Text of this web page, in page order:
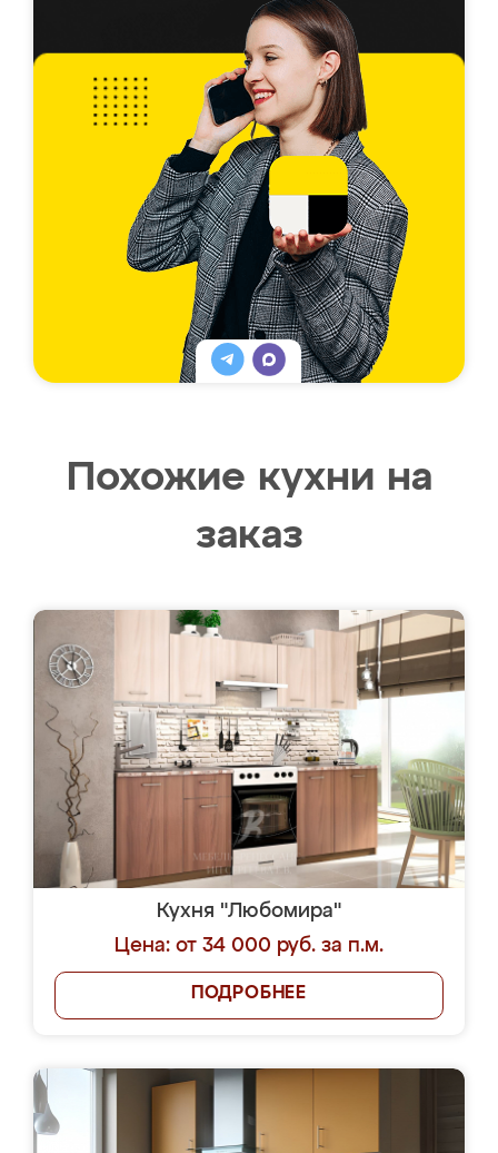
Похожие кухни на
заказ
Кухня "Любомира"
Цена: от 34 000 руб. за п.м.
ПОДРОБНЕЕ